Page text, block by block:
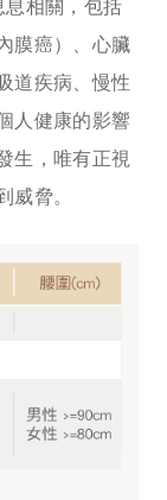
相關，包括
膜癌）、心臟
道疾病、慢性
人健康的影響
生，唯有正視
脅。